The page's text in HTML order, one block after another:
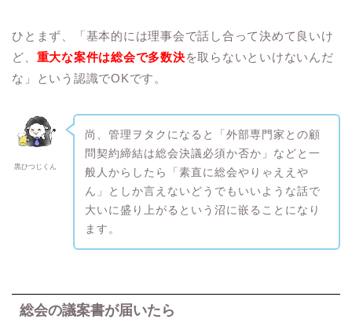
ひとまず、「基本的には理事会で話し合って決めて良いけ
ど、 重大な案件は総会で多数決を取らないといけないんだ
な」という認識でOKです。
黒ひつじくん
尚、管理ヲタクになると「外部専門家との顧
問契約締結は総会決議必須か否か」などと一
般人からしたら「素直に総会やりゃええや
ん」としか言えないどうでもいいような話で
大いに盛り上がるという沼に嵌ることになり
ます。
総会の議案書が届いたら